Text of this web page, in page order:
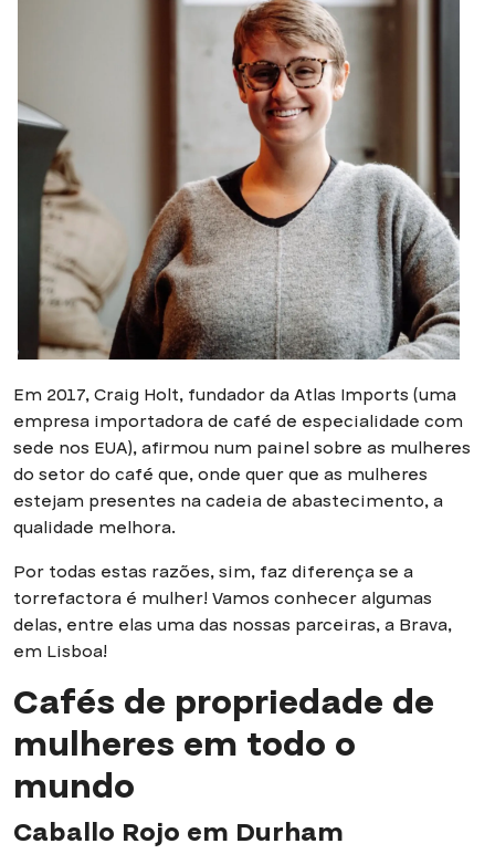
Em 2017, Craig Holt, fundador da Atlas Imports (uma
empresa importadora de café de especialidade com
sede nos EUA), afirmou num painel sobre as mulheres
do setor do café que, onde quer que as mulheres
estejam presentes na cadeia de abastecimento, a
qualidade melhora.
Por todas estas razões, sim, faz diferença se a
torrefactora é mulher! Vamos conhecer algumas
delas, entre elas uma das nossas parceiras, a Brava,
em Lisboa!
Cafés de propriedade de
mulheres em todo o
mundo
Caballo Rojo em Durham